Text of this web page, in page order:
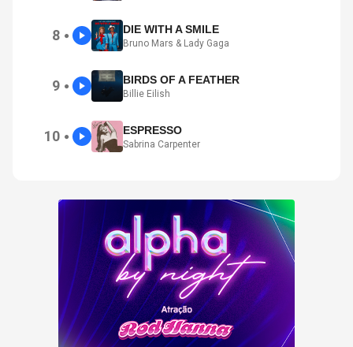
8 ● DIE WITH A SMILE
Bruno Mars & Lady Gaga
9 ● BIRDS OF A FEATHER
Billie Eilish
10 ● ESPRESSO
Sabrina Carpenter